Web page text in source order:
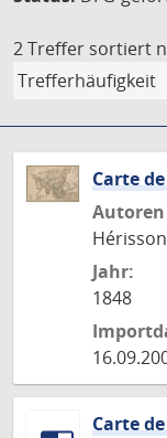
2 Treffer sortiert
Carte
Autoren
Jahr:
1848
Carte